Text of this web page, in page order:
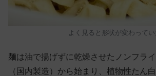
よく見ると形状が変わってい
麺は油で揚げずに乾燥させたノンフラ
（国内製造）から始まり、植物性たん